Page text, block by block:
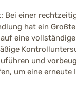
Bei einer
hat ein
eine
und
um eine erneute